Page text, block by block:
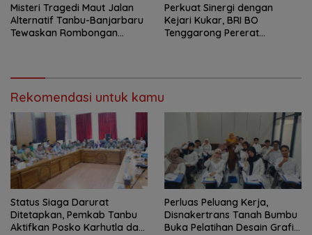
Misteri Tragedi Maut Jalan
Alternatif Tanbu-Banjarbaru
Tewaskan Rombongan
Perkuat Sinergi dengan
Kejari Kukar, BRI BO
Tenggarong Pererat
Rekomendasi untuk kamu
Status Siaga Darurat
Ditetapkan, Pemkab Tanbu
Aktifkan Posko Karhutla dan
Perluas Peluang Kerja,
Disnakertrans Tanah Bumbu
Buka Pelatihan Desain Grafis